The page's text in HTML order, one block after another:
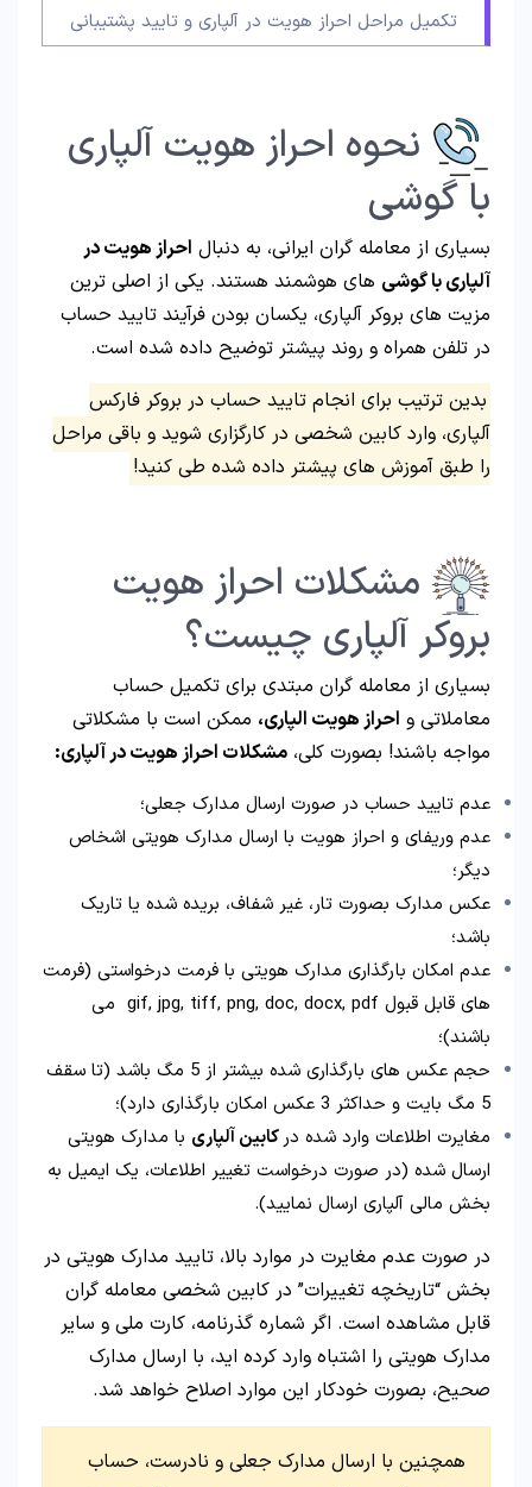
تکمیل مراحل احراز هویت در آلپاری و تایید پشتیبانی
نحوه احراز هویت آلپاری
با گوشی
بسیاری از معامله گران ایرانی، به دنبال احراز هویت در
آلپاری با گوشی های هوشمند هستند. یکی از اصلی ترین
مزیت های بروکر آلپاری، یکسان بودن فرآیند تایید حساب
در تلفن همراه و روند پیشتر توضیح داده شده است.
بدین ترتیب برای انجام تایید حساب در بروکر فارکس
آلپاری، وارد کابین شخصی در کارگزاری شوید و باقی مراحل
را طبق آموزش های پیشتر داده شده طی کنید!
مشکلات احراز هویت
بروکر آلپاری چیست؟
بسیاری از معامله گران مبتدی برای تکمیل حساب
معاملاتی و احراز هویت الپاری، ممکن است با مشکلاتی
مواجه باشند! بصورت کلی، مشکلات احراز هویت در آلپاری:
عدم تایید حساب در صورت ارسال مدارک جعلی؛
عدم وریفای و احراز هویت با ارسال مدارک هویتی اشخاص
دیگر؛
عکس مدارک بصورت تار، غیر شفاف، بریده شده یا تاریک
باشد؛
عدم امکان بارگذاری مدارک هویتی با فرمت درخواستی (فرمت
های قابل قبول gif, jpg, tiff, png, doc, docx, pdf می
باشند)؛
حجم عکس های بارگذاری شده بیشتر از 5 مگ باشد (تا سقف
5 مگ بایت و حداکثر 3 عکس امکان بارگذاری دارد)؛
مغایرت اطلاعات وارد شده درکابین آلپاری با مدارک هویتی
ارسال شده (در صورت درخواست تغییر اطلاعات، یک ایمیل به
بخش مالی آلپاری ارسال نمایید).
در صورت عدم مغایرت در موارد بالا، تایید مدارک هویتی در
بخش “تاریخچه تغییرات” در کابین شخصی معامله گران
قابل مشاهده است. اگر شماره گذرنامه، کارت ملی و سایر
مدارک هویتی را اشتباه وارد کرده اید، با ارسال مدارک
صحیح، بصورت خودکار این موارد اصلاح خواهد شد.
همچنین با ارسال مدارک جعلی و نادرست، حساب